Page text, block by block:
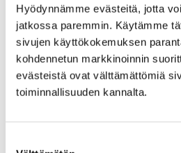
Hyödynnämme evästeitä, jotta
jatkossa paremmin. Käytämme
sivujen käyttökokemuksen
kohdennetun markkinoinnin
evästeistä ovat välttämättömiä
toiminnallisuuden kannalta.